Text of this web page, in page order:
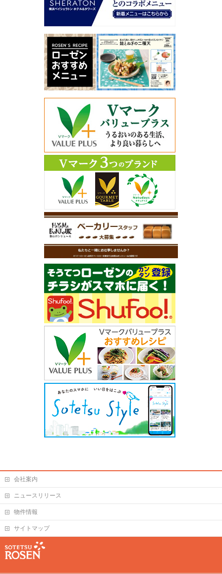
会社案内
ニュースリリース
物件情報
サイトマップ